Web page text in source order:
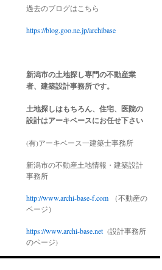
過去のブログはこちら
https://blog.goo.ne.jp/archibase
新潟市の土地探し専門の不動産業
者、建築設計事務所です。
土地探しはもちろん、住宅、医院の
設計はアーキベースにお任せ下さい
(有)アーキベース一建築士事務所
新潟市の不動産土地情報・建築設計
事務所
http://www.archi-base-f.com
（不動産の
ページ）
https://www.archi-base.net (設計事務所
のページ)